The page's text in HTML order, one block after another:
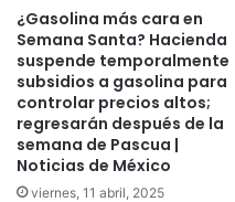
¿Gasolina más cara en
Semana Santa? Hacienda
suspende temporalmente
subsidios a gasolina para
controlar precios altos;
regresarán después de la
semana de Pascua |
Noticias de México
viernes, 11 abril, 2025